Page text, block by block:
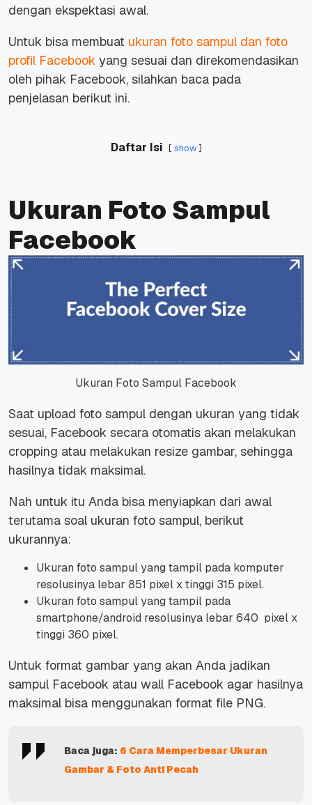
dengan ekspektasi awal.
Untuk bisa membuat ukuran foto sampul dan foto
profil Facebook yang sesuai dan direkomendasikan
oleh pihak Facebook, silahkan baca pada
penjelasan berikut ini.
Daftar Isi show
Ukuran Foto Sampul
Facebook
Ukuran Foto Sampul Facebook
Saat upload foto sampul dengan ukuran yang tidak
sesuai, Facebook secara otomatis akan melakukan
cropping atau melakukan resize gambar, sehingga
hasilnya tidak maksimal.
Nah untuk itu Anda bisa menyiapkan dari awal
terutama soal ukuran foto sampul, berikut
ukurannya:
Ukuran foto sampul yang tampil pada komputer
resolusinya lebar 851 pixel x tinggi 315 pixel.
Ukuran foto sampul yang tampil pada
smartphone/android resolusinya lebar 640 pixel x
tinggi 360 pixel.
Untuk format gambar yang akan Anda jadikan
sampul Facebook atau wall Facebook agar hasilnya
maksimal bisa menggunakan format file PNG.
Baca juga: 6 Cara Memperbesar Ukuran
Gambar & Foto Anti Pecah